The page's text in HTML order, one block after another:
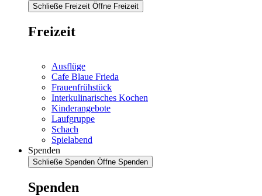
Schließe Freizeit Öffne Freizeit
Freizeit
Ausflüge
Cafe Blaue Frieda
Frauenfrühstück
Interkulinarisches Kochen
Kinderangebote
Laufgruppe
Schach
Spielabend
Spenden
Schließe Spenden Öffne Spenden
Spenden